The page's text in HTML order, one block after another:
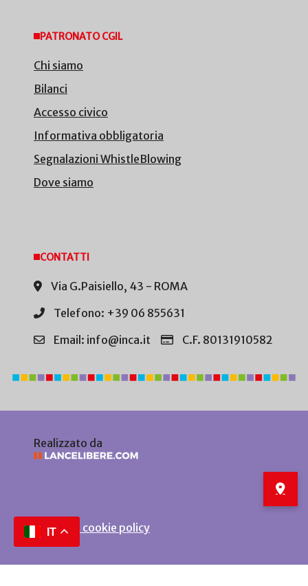
PATRONATO CGIL
Chi siamo
Bilanci
Accesso civico
Informativa obbligatoria
Segnalazioni WhistleBlowing
Dove siamo
CONTATTI
Via G.Paisiello, 43 - ROMA
Telefono: +39 06 855631
Email: info@inca.it
C.F. 80131910582
Realizzato da
Privacy e cookie policy
IT